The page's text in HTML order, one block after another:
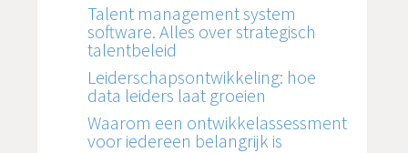
Talent management system
software. Alles over strategisch
talentbeleid
Leiderschapsontwikkeling: hoe
data leiders laat groeien
Waarom een ontwikkelassessment
voor iedereen belangrijk is